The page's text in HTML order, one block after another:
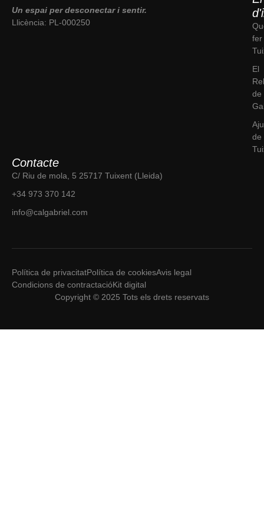
Un espai per desconectar i sentir.
Llicència: PL-000250
fer
El
de
de
Contacte
C/ Riu de mola, 5 25717 Tuixent (Lleida)
+34 973 370 142
info@calgabriel.com
Política de privacitatPolítica de cookiesAvis legal
Condicions de contractacióKit digital
Copyright © 2025 Tots els drets reservats